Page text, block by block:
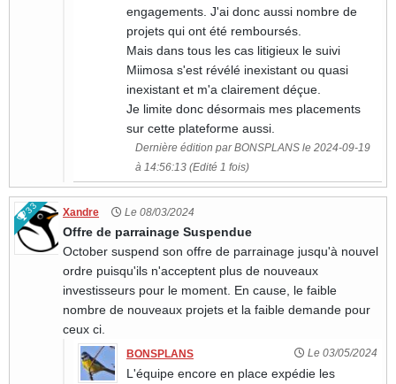
engagements. J'ai donc aussi nombre de
projets qui ont été remboursés.
Mais dans tous les cas litigieux le suivi
Miimosa s'est révélé inexistant ou quasi
inexistant et m'a clairement déçue.
Je limite donc désormais mes placements
sur cette plateforme aussi.
Dernière édition par BONSPLANS le 2024-09-19
à 14:56:13 (Edité 1 fois)
33 Xandre Le 08/03/2024
Offre de parrainage Suspendue
October suspend son offre de parrainage jusqu'à nouvel
ordre puisqu'ils n'acceptent plus de nouveaux
investisseurs pour le moment. En cause, le faible
nombre de nouveaux projets et la faible demande pour
ceux ci.
BONSPLANS Le 03/05/2024
L'équipe encore en place expédie les